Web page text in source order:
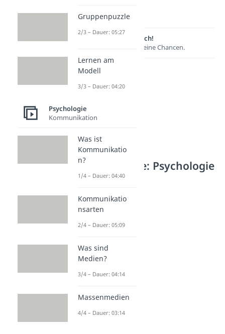
Lernen lohnt sich!
Entdecke hier deine Chancen.
Weitere Inhalte: Psychologie
Lerntheorien
Dauer: 05:00
Behaviorismus
Dauer: 03:37
Dauer: 02:14
Kognitivismus
Kognition
Nativismus
Gruppenpuzzle
2/3 – Dauer: 05:27
Lernen am
Modell
3/3 – Dauer: 04:20
Psychologie
Kommunikation
Was ist
Kommunikatio
n?
1/4 – Dauer: 04:40
Kommunikatio
nsarten
2/4 – Dauer: 05:09
Was sind
Medien?
3/4 – Dauer: 04:14
Massenmedien
4/4 – Dauer: 03:14